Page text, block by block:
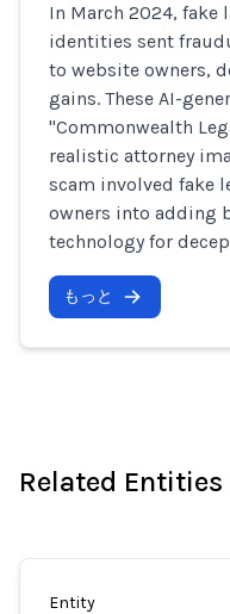
In March 2024, fake
identities sent
to website owners,
gains. These AI-
"Commonwealth
realistic attorney
scam involved fake
owners into adding
technology for
もっと
Related Entities
Entity